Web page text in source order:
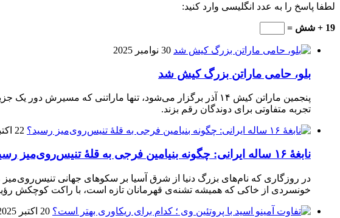
لطفا پاسخ را به عدد انگلیسی وارد کنید:
19 + شش =
30 نوامبر 2025
بلو، حامی ماراتن بزرگ کیش شد
تجربه متفاوتی برای دوندگان رقم بزند.
22 اکتبر 2025
نابغهٔ ۱۶ ساله ایرانی: چگونه بنیامین فرجی به قلهٔ تنیس‌روی‌میز رسید؟
در روزگاری که نام‌های بزرگ دنیا از شرق آسیا بر سکوهای جهانی تنیس‌روی‌میز
خونسردی از خاکی که همیشه تشنه‌ی قهرمانان تازه است، با راکت کوچکش
20 اکتبر 2025